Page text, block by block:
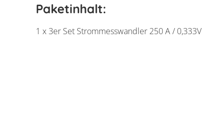
Paketinhalt:
1 x 3er Set Strommesswandler 250 A / 0,333V